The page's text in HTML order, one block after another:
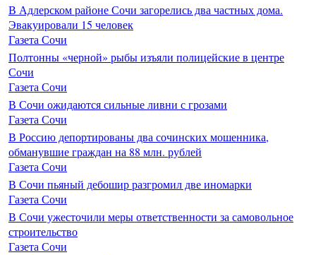
В Адлерском районе Сочи загорелись два частных дома.
Эвакуировали 15 человек
Газета Сочи
Полтонны «черной» рыбы изъяли полицейские в центре
Сочи
Газета Сочи
В Сочи ожидаются сильные ливни с грозами
Газета Сочи
В Россию депортированы два сочинских мошенника,
обманувшие граждан на 88 млн. рублей
Газета Сочи
В Сочи пьяный дебошир разгромил две иномарки
Газета Сочи
В Сочи ужесточили меры ответственности за самовольное
строительство
Газета Сочи